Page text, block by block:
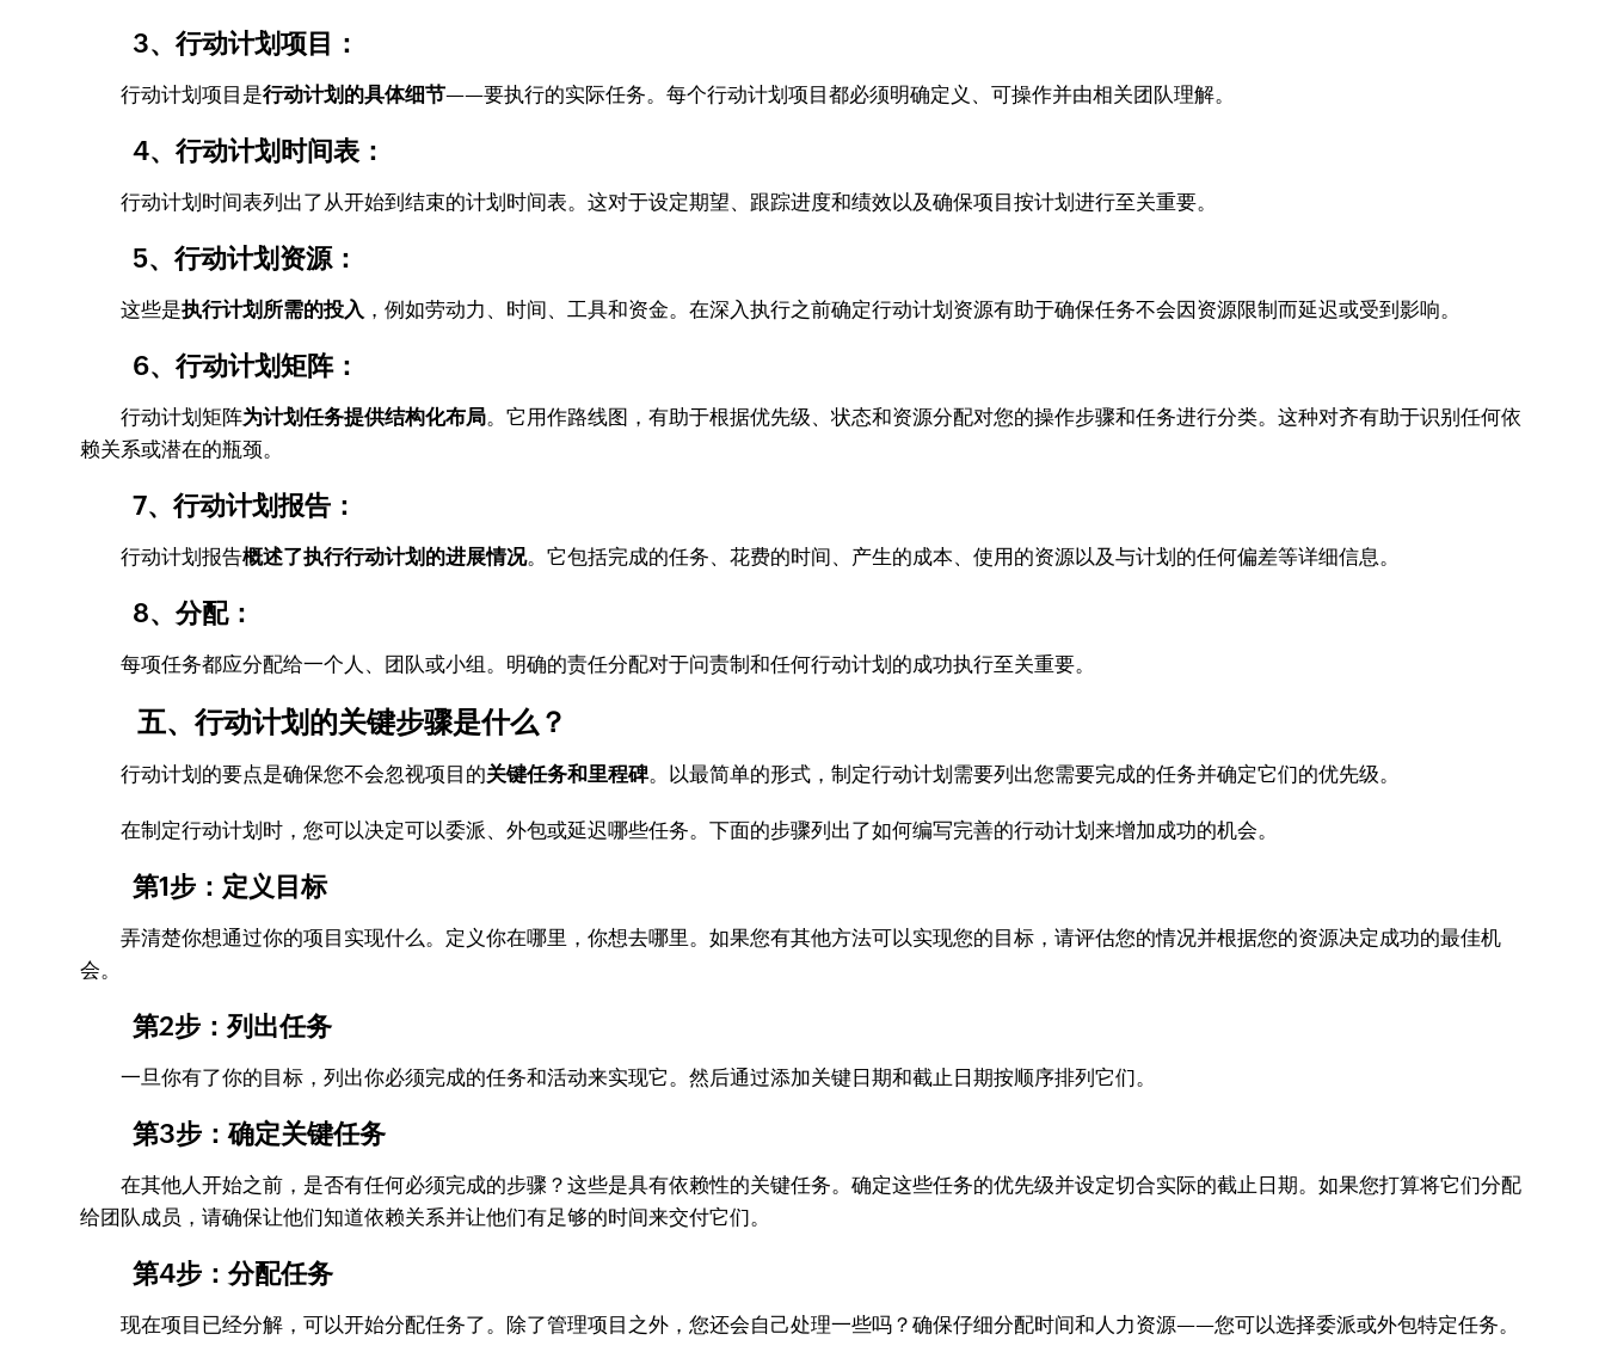
3、行动计划项目：
行动计划项目是行动计划的具体细节——要执行的实际任务。每个行动计划项目都必须明确定义、可操作并由相关团队理解。
4、行动计划时间表：
行动计划时间表列出了从开始到结束的计划时间表。这对于设定期望、跟踪进度和绩效以及确保项目按计划进行至关重要。
5、行动计划资源：
这些是执行计划所需的投入 ，例如劳动力、时间、工具和资金。在深入执行之前确定行动计划资源有助于确保任务不会因资源限制而延迟或受到影响。
6、行动计划矩阵：
行动计划矩阵为计划任务提供结构化布局。它用作路线图，有助于根据优先级、状态和资源分配对您的操作步骤和任务进行分类。这种对齐有助于识别任何依
赖关系或潜在的瓶颈。
7、行动计划报告：
行动计划报告概述了执行行动计划的进展情况。它包括完成的任务、花费的时间、产生的成本、使用的资源以及与计划的任何偏差等详细信息。
8、分配：
每项任务都应分配给一个人、团队或小组。明确的责任分配对于问责制和任何行动计划的成功执行至关重要。
五、行动计划的关键步骤是什么？
行动计划的要点是确保您不会忽视项目的关键任务和里程碑。以最简单的形式，制定行动计划需要列出您需要完成的任务并确定它们的优先级。
在制定行动计划时，您可以决定可以委派、外包或延迟哪些任务。下面的步骤列出了如何编写完善的行动计划来增加成功的机会。
第1步：定义目标
弄清楚你想通过你的项目实现什么。定义你在哪里，你想去哪里。如果您有其他方法可以实现您的目标，请评估您的情况并根据您的资源决定成功的最佳机
会。
第2步：列出任务
一旦你有了你的目标，列出你必须完成的任务和活动来实现它。然后通过添加关键日期和截止日期按顺序排列它们。
第3步：确定关键任务
在其他人开始之前，是否有任何必须完成的步骤？这些是具有依赖性的关键任务。确定这些任务的优先级并设定切合实际的截止日期。如果您打算将它们分配
给团队成员，请确保让他们知道依赖关系并让他们有足够的时间来交付它们。
第4步：分配任务
现在项目已经分解，可以开始分配任务了。除了管理项目之外，您还会自己处理一些吗？确保仔细分配时间和人力资源——您可以选择委派或外包特定任务。